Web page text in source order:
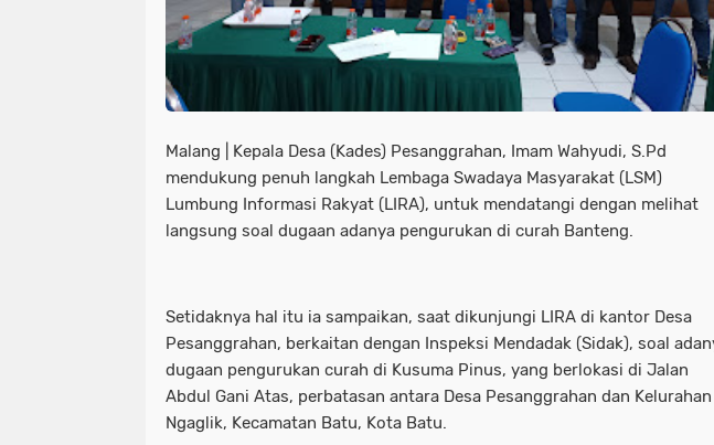
Malang | Kepala Desa (Kades) Pesanggrahan, Imam Wahyudi, S.Pd
mendukung penuh langkah Lembaga Swadaya Masyarakat (LSM)
Lumbung Informasi Rakyat (LIRA), untuk mendatangi dengan melihat
langsung soal dugaan adanya pengurukan di curah Banteng.
Setidaknya hal itu ia sampaikan, saat dikunjungi LIRA di kantor Desa
Pesanggrahan, berkaitan dengan Inspeksi Mendadak (Sidak), soal
dugaan pengurukan curah di Kusuma Pinus, yang berlokasi di Jalan
Abdul Gani Atas, perbatasan antara Desa Pesanggrahan dan Kelurahan
Ngaglik, Kecamatan Batu, Kota Batu.